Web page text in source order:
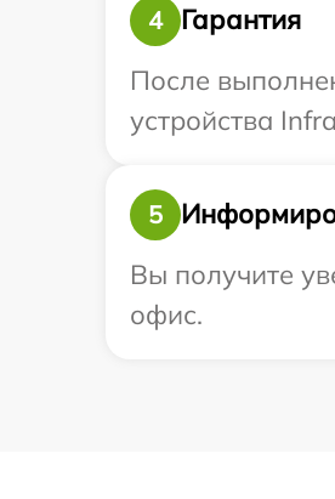
4
Гарантия
После
устройства
5
Вы получите
офис.